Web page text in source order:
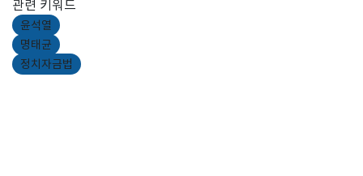
관련 키워드
윤석열
명태균
정치자금법